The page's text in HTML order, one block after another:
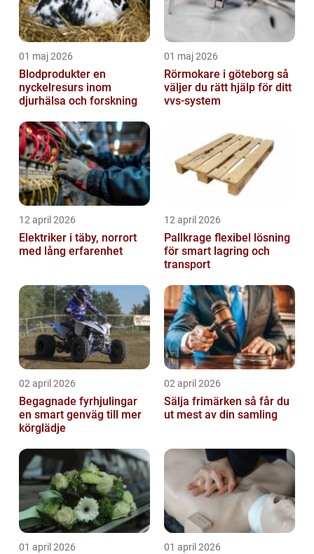
01 maj 2026
Blodprodukter en
nyckelresurs inom
djurhälsa och forskning
01 maj 2026
Rörmokare i göteborg så
väljer du rätt hjälp för ditt
vvs-system
12 april 2026
Elektriker i täby, norrort
med lång erfarenhet
12 april 2026
Pallkrage flexibel lösning
för smart lagring och
transport
02 april 2026
Begagnade fyrhjulingar
en smart genväg till mer
körglädje
02 april 2026
Sälja frimärken så får du
ut mest av din samling
01 april 2026 01 april 2026